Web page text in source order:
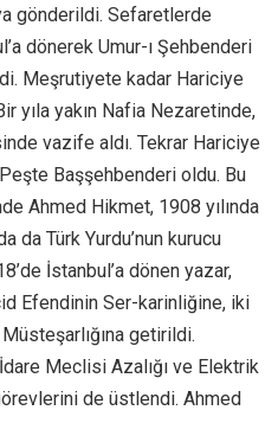
gönderildi. Sefaretlerde
dönerek Umur-ı Şehbenderi
Meşrutiyete kadar Hariciye
yıla yakın Nafia Nezaretinde,
vazife aldı. Tekrar Hariciye
Başşehbenderi oldu. Bu
Ahmed Hikmet, 1908 yılında
da Türk Yurdu’nun kurucu
İstanbul’a dönen yazar,
Efendinin Ser-karinliğine, iki
getirildi.
Meclisi Azalığı ve Elektrik
de üstlendi. Ahmed